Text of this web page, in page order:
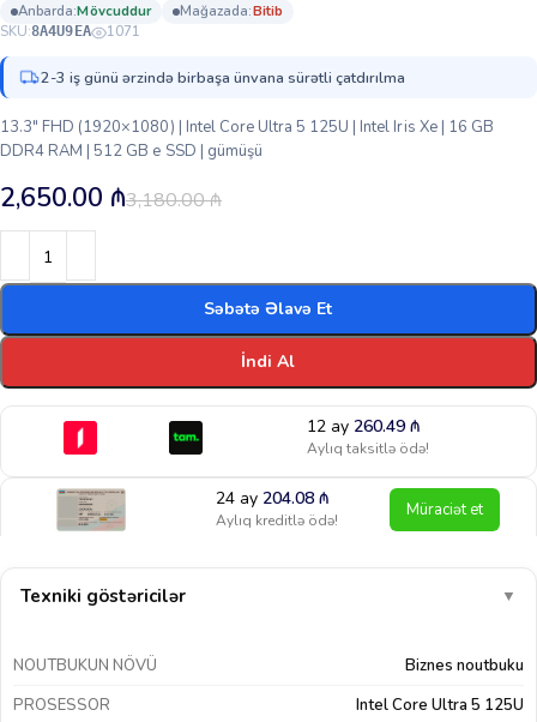
anbarda: mövcuddur mağazada:
bi̇ti̇b
SKU:8A4U9EA 1071
2-3 iş günü ərzində birbaşa ünvana sürətli çatdırılma
13.3″ FHD (1920×1080) | Intel Core Ultra 5 125U | Intel Iris Xe | 16 GB
DDR4 RAM | 512 GB e SSD | gümüşü
3,180.00₼
2,650.00 ₼
Səbətə Əlavə Et
İndi Al
12 ay 260.49 ₼
Aylıq taksitlə ödə!
24 ay204.08₼
Aylıq kreditlə ödə! Müraciət et
Texniki göstəricilər ▼
NOUTBUKUN NÖVÜ
Biznes noutbuku
PROSESSOR
Intel Core Ultra 5 125U